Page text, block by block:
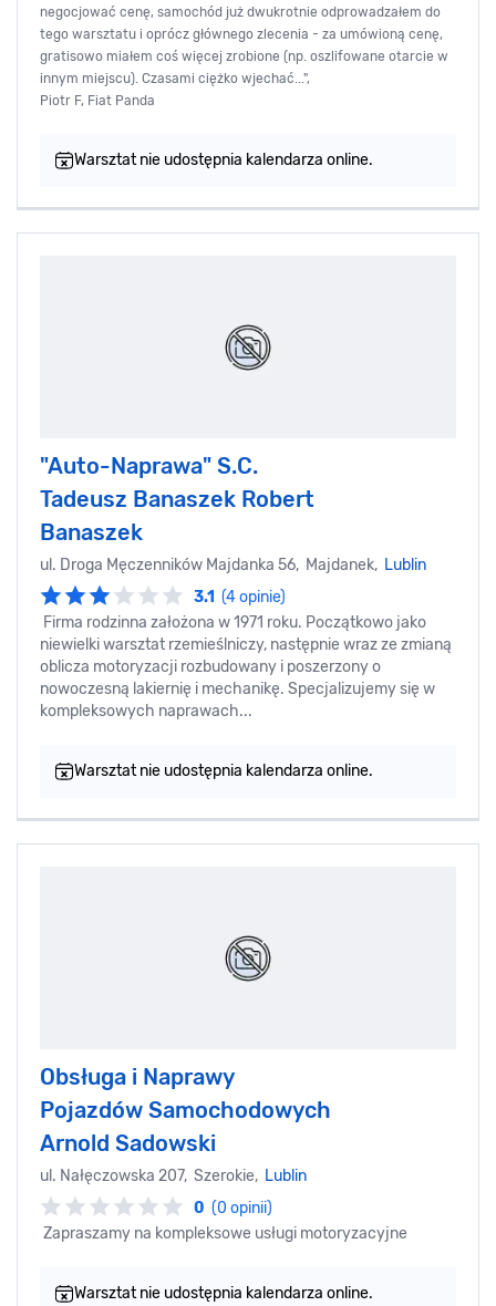
negocjować cenę, samochód już dwukrotnie odprowadzałem do
tego warsztatu i oprócz głównego zlecenia - za umówioną cenę,
gratisowo miałem coś więcej zrobione (np. oszlifowane otarcie w
innym miejscu). Czasami ciężko wjechać...",
Piotr F, Fiat Panda
Warsztat nie udostępnia kalendarza online.
"Auto-Naprawa" S.C.
Tadeusz Banaszek Robert
Banaszek
ul. Droga Męczenników Majdanka 56, Majdanek, Lublin
3.1 (4 opinie)
Firma rodzinna założona w 1971 roku. Początkowo jako
niewielki warsztat rzemieślniczy, następnie wraz ze zmianą
oblicza motoryzacji rozbudowany i poszerzony o
nowoczesną lakiernię i mechanikę. Specjalizujemy się w
kompleksowych naprawach...
Warsztat nie udostępnia kalendarza online.
Obsługa i Naprawy
Pojazdów Samochodowych
Arnold Sadowski
ul. Nałęczowska 207, Szerokie, Lublin
0 (0 opinii)
Zapraszamy na kompleksowe usługi motoryzacyjne
Warsztat nie udostępnia kalendarza online.